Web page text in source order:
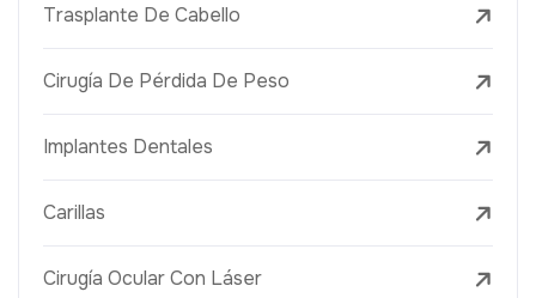
Trasplante De Cabello
Cirugía De Pérdida De Peso
Implantes Dentales
Carillas
Cirugía Ocular Con Láser